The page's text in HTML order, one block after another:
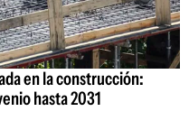
en la construcción:
hasta 2031